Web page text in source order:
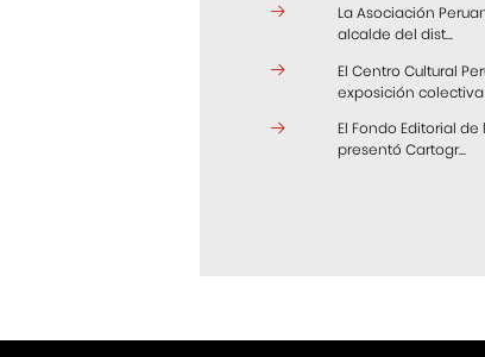
La Asociación
alcalde del dist...
El Centro Cultural
exposición colectiva
El Fondo Editorial
presentó Cartogr...